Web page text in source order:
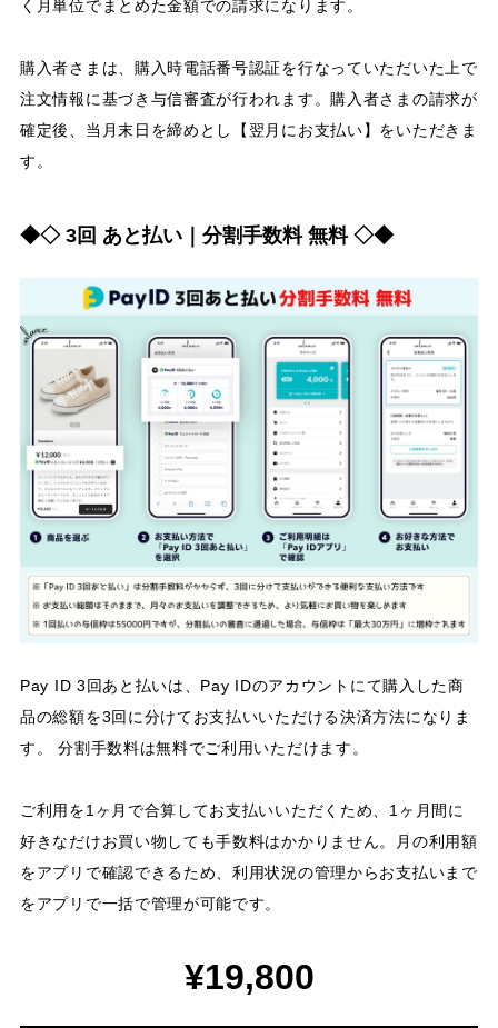
く月単位でまとめた金額での請求になります。
購入者さまは、購入時電話番号認証を行なっていただいた上で
注文情報に基づき与信審査が行われます。購入者さまの請求が
確定後、当月末日を締めとし【翌月にお支払い】をいただきま
す。
◆◇ 3回 あと払い｜分割手数料 無料 ◇◆
Pay ID 3回あと払いは、Pay IDのアカウントにて購入した商
品の総額を3回に分けてお支払いいただける決済方法になりま
す。 分割手数料は無料でご利用いただけます。
ご利用を1ヶ月で合算してお支払いいただくため、1ヶ月間に
好きなだけお買い物しても手数料はかかりません。月の利用額
をアプリで確認できるため、利用状況の管理からお支払いまで
をアプリで一括で管理が可能です。
¥19,800